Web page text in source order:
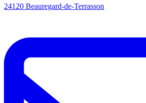
24120 Beauregard-de-Terrasson